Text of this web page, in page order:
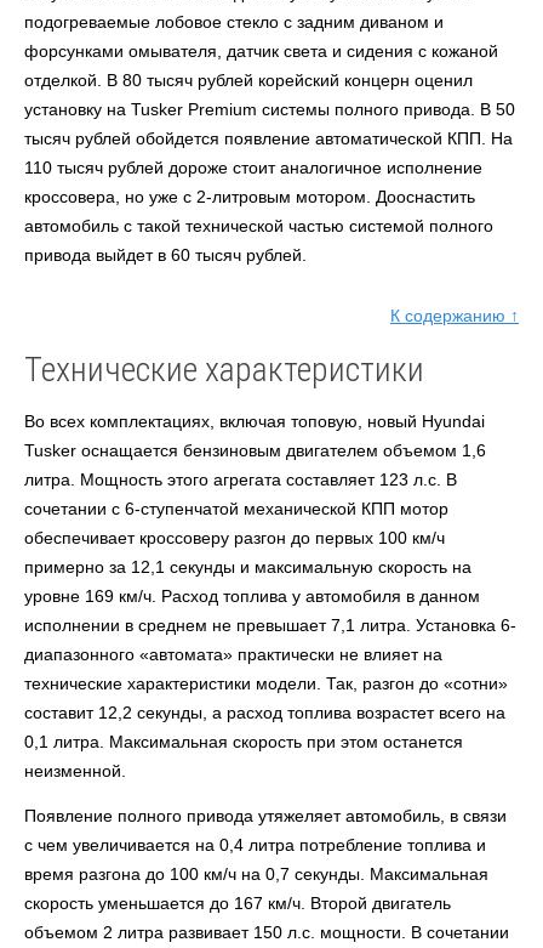
подогреваемые лобовое стекло с задним диваном и
форсунками омывателя, датчик света и сидения с кожаной
отделкой. В 80 тысяч рублей корейский концерн оценил
установку на Tusker Premium системы полного привода. В 50
тысяч рублей обойдется появление автоматической КПП. На
110 тысяч рублей дороже стоит аналогичное исполнение
кроссовера, но уже с 2-литровым мотором. Дооснастить
автомобиль с такой технической частью системой полного
привода выйдет в 60 тысяч рублей.
К содержанию ↑
Технические характеристики
Во всех комплектациях, включая топовую, новый Hyundai
Tusker оснащается бензиновым двигателем объемом 1,6
литра. Мощность этого агрегата составляет 123 л.с. В
сочетании с 6-ступенчатой механической КПП мотор
обеспечивает кроссоверу разгон до первых 100 км/ч
примерно за 12,1 секунды и максимальную скорость на
уровне 169 км/ч. Расход топлива у автомобиля в данном
исполнении в среднем не превышает 7,1 литра. Установка 6-
диапазонного «автомата» практически не влияет на
технические характеристики модели. Так, разгон до «сотни»
составит 12,2 секунды, а расход топлива возрастет всего на
0,1 литра. Максимальная скорость при этом останется
неизменной.
Появление полного привода утяжеляет автомобиль, в связи
с чем увеличивается на 0,4 литра потребление топлива и
время разгона до 100 км/ч на 0,7 секунды. Максимальная
скорость уменьшается до 167 км/ч. Второй двигатель
объемом 2 литра развивает 150 л.с. мощности. В сочетании